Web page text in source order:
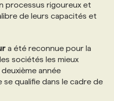
processus rigoureux et
de leurs capacités et
a été reconnue pour la
sociétés les mieux
année
qualifie dans le cadre de